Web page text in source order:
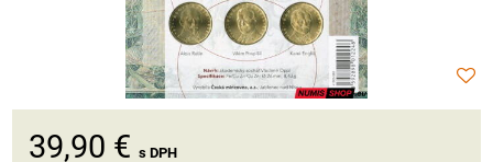
39,90 € s DPH